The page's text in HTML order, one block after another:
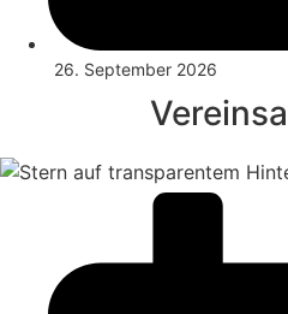
26. September 2026